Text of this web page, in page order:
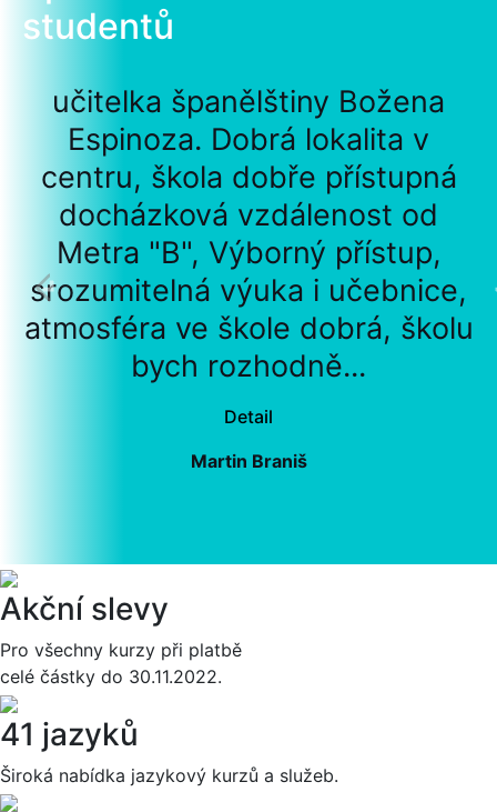
studentů
učitelka španělštiny Božena
Espinoza. Dobrá lokalita v
centru, škola dobře přístupná
docházková vzdálenost od
Metra "B", Výborný přístup,
srozumitelná výuka i učebnice,
atmosféra ve škole dobrá, školu
bych rozhodně...
Detail
Martin Braniš
Akční slevy
Pro všechny kurzy při platbě
celé částky do 30.11.2022.
41 jazyků
Široká nabídka jazykový kurzů a služeb.